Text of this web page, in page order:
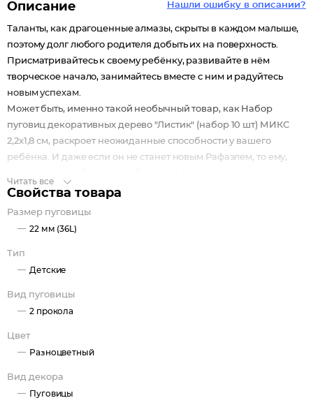
Нашли ошибку в описании?
Описание
Таланты, как драгоценные алмазы, скрыты в каждом малыше,
поэтому долг любого родителя добыть их на поверхность.
Присматривайтесь к своему ребёнку, развивайте в нём
творческое начало, занимайтесь вместе с ним и радуйтесь
новым успехам.
Может быть, именно такой необычный товар, как Набор
пуговиц декоративных дерево "Листик" (набор 10 шт) МИКС
2,2х1,8 см, раскроет неожиданные способности у вашего
ребёнка. И даже если он не станет новым Рафаэлем, то ему,
мышление и золотые руки.
Читать все
Свойства товара
Размер пуговицы
22 мм (36L)
Тип
Детские
Вид пуговицы
2 прокола
Цвет
Разноцветный
Вид декора
Пуговицы